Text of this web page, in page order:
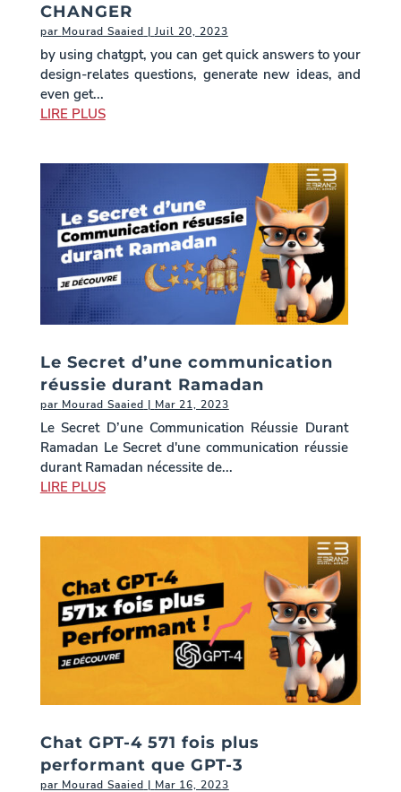
CHANGER
par Mourad Saaied | Juil 20, 2023
by using chatgpt, you can get quick answers to your
design-relates questions, generate new ideas, and
even get...
LIRE PLUS
Le Secret d’une communication
réussie durant Ramadan
par Mourad Saaied | Mar 21, 2023
Le Secret D’une Communication Réussie Durant
Ramadan Le Secret d'une communication réussie
durant Ramadan nécessite de...
LIRE PLUS
Chat GPT-4 571 fois plus
performant que GPT-3
par Mourad Saaied | Mar 16, 2023